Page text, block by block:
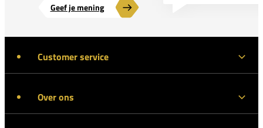
Geef je mening
Customer service
Over ons